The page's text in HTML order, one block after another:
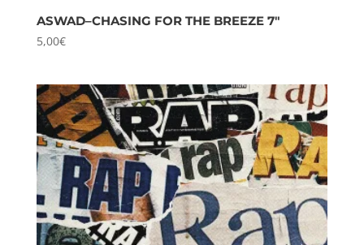
ASWAD–CHASING FOR THE BREEZE 7″
5,00€